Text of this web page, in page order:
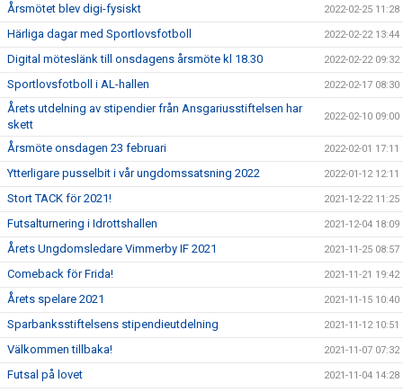
Årsmötet blev digi-fysiskt 2022-02-25 11:28
Härliga dagar med Sportlovsfotboll 2022-02-22 13:44
Digital möteslänk till onsdagens årsmöte kl 18.30 2022-02-22 09:32
Sportlovsfotboll i AL-hallen 2022-02-17 08:30
Årets utdelning av stipendier från Ansgariusstiftelsen har
skett
2022-02-10 09:00
Årsmöte onsdagen 23 februari 2022-02-01 17:11
Ytterligare pusselbit i vår ungdomssatsning 2022 2022-01-12 12:11
Stort TACK för 2021! 2021-12-22 11:25
Futsalturnering i Idrottshallen 2021-12-04 18:09
Årets Ungdomsledare Vimmerby IF 2021 2021-11-25 08:57
Comeback för Frida! 2021-11-21 19:42
Årets spelare 2021 2021-11-15 10:40
Sparbanksstiftelsens stipendieutdelning 2021-11-12 10:51
Välkommen tillbaka! 2021-11-07 07:32
Futsal på lovet 2021-11-04 14:28